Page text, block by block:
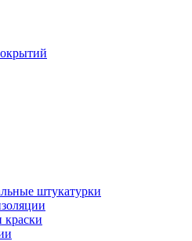
штукатурки
краски